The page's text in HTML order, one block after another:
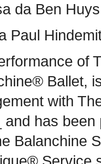
da Ben Huys
Paul
of
Ballet,
with
and has
Balanchine